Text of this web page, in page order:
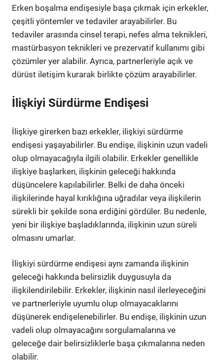
Erken boşalma endişesiyle başa çıkmak için erkekler,
çeşitli yöntemler ve tedaviler arayabilirler. Bu
tedaviler arasında cinsel terapi, nefes alma teknikleri,
mastürbasyon teknikleri ve prezervatif kullanımı gibi
çözümler yer alabilir. Ayrıca, partnerleriyle açık ve
dürüst iletişim kurarak birlikte çözüm arayabilirler.
İlişkiyi Sürdürme Endişesi
İlişkiye girerken bazı erkekler, ilişkiyi sürdürme
endişesi yaşayabilirler. Bu endişe, ilişkinin uzun vadeli
olup olmayacağıyla ilgili olabilir. Erkekler genellikle
ilişkiye başlarken, ilişkinin geleceği hakkında
düşüncelere kapılabilirler. Belki de daha önceki
ilişkilerinde hayal kırıklığına uğradılar veya ilişkilerin
sürekli bir şekilde sona erdiğini gördüler. Bu nedenle,
yeni bir ilişkiye başladıklarında, ilişkinin uzun süreli
olmasını umarlar.
İlişkiyi sürdürme endişesi aynı zamanda ilişkinin
geleceği hakkında belirsizlik duygusuyla da
ilişkilendirilebilir. Erkekler, ilişkinin nasıl ilerleyeceğini
ve partnerleriyle uyumlu olup olmayacaklarını
düşünerek endişelenebilirler. Bu endişe, ilişkinin uzun
vadeli olup olmayacağını sorgulamalarına ve
geleceğe dair belirsizliklerle başa çıkmalarına neden
olabilir.